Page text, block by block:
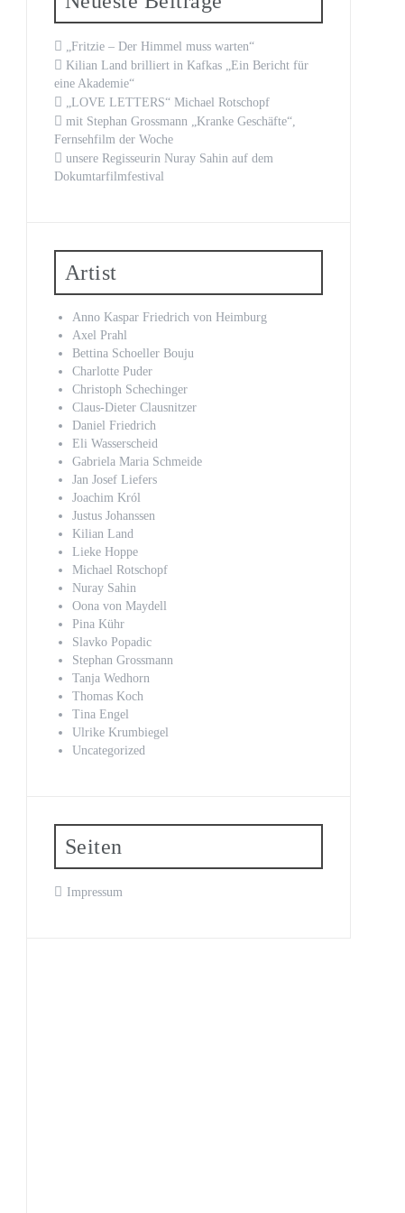
„Fritzie – Der Himmel muss warten“
Kilian Land brilliert in Kafkas „Ein Bericht für
eine Akademie“
„LOVE LETTERS“ Michael Rotschopf
mit Stephan Grossmann „Kranke Geschäfte“,
Fernsehfilm der Woche
unsere Regisseurin Nuray Sahin auf dem
Dokumtarfilmfestival
Artist
Anno Kaspar Friedrich von Heimburg
Axel Prahl
Bettina Schoeller Bouju
Charlotte Puder
Christoph Schechinger
Claus-Dieter Clausnitzer
Daniel Friedrich
Eli Wasserscheid
Gabriela Maria Schmeide
Jan Josef Liefers
Joachim Król
Justus Johanssen
Kilian Land
Lieke Hoppe
Michael Rotschopf
Nuray Sahin
Oona von Maydell
Pina Kühr
Slavko Popadic
Stephan Grossmann
Tanja Wedhorn
Thomas Koch
Tina Engel
Ulrike Krumbiegel
Uncategorized
Seiten
Impressum